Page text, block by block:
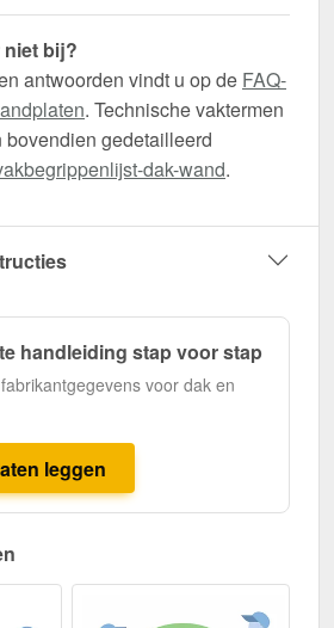
niet bij?
antwoorden vindt u op de FAQ-
. Technische vaktermen
bovendien gedetailleerd
dak-wand.
handleiding stap voor stap
voor dak en
leggen